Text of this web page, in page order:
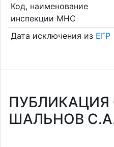
Код, наименование
инспекции МНС
Дата исключения из ЕГР
ПУБЛИКАЦИЯ
ШАЛЬНОВ